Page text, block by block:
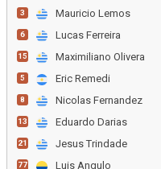
3 Mauricio Lemos
6 Lucas Ferreira
15 Maximiliano Olivera
5 Eric Remedi
8 Nicolas Fernandez
13 Eduardo Darias
21 Jesus Trindade
77 Luis Angulo